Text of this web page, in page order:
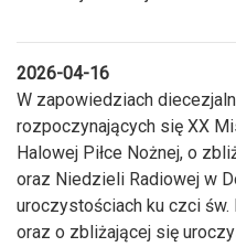
2026-04-16
W zapowiedziach
rozpoczynających się XX
Halowej Piłce Nożnej, o
oraz Niedzieli Radiowej w
uroczystościach ku czci św.
oraz o zbliżającej się